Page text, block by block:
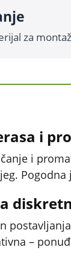
za
i
i
–